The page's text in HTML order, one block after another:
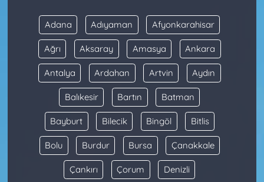
Adana Adıyaman Afyonkarahisar
Ağrı Aksaray Amasya Ankara
Antalya Ardahan Artvin Aydın
Balıkesir Bartın Batman
Bayburt Bilecik Bingöl Bitlis
Bolu Burdur Bursa Çanakkale
Çankırı Çorum Denizli